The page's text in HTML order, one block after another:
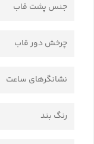
جنس پشت قاب
چرخش دور قاب
نشانگرهای ساعت
رنگ بند